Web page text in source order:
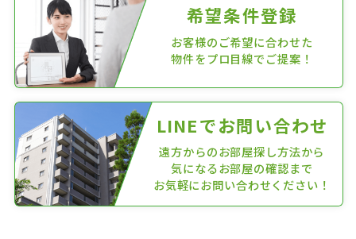
希望条件登録
お客様のご希望に合わせた
物件をプロ目線でご提案！
LINEでお問い合わせ
遠方からのお部屋探し方法から
気になるお部屋の確認まで
お気軽にお問い合わせください！